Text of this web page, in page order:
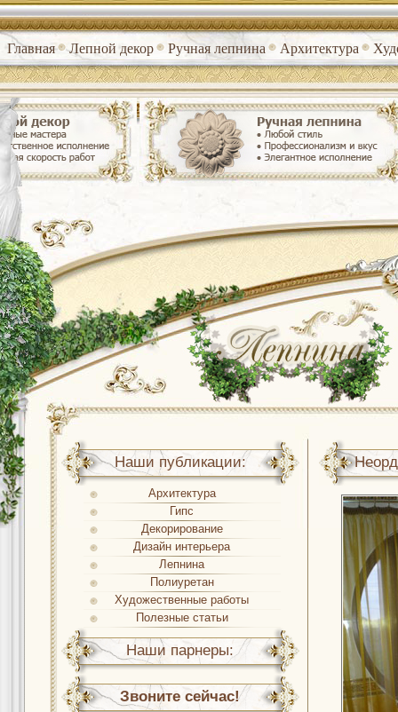
Главная Лепной декор Ручная лепнина Архитектура
Наши публикации:
Архитектура
Гипс
Декорирование
Дизайн интерьера
Лепнина
Полиуретан
Художественные работы
Полезные статьи
Наши парнеры:
Звоните сейчас!